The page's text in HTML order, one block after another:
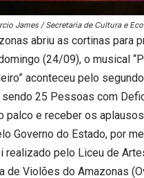
James / Secretaria de Cultura e
abriu as cortinas para
(24/09), o musical
aconteceu pelo
25 Pessoas com
palco e receber os
Governo do Estado, por
realizado pelo Liceu de
de Violões do Amazonas